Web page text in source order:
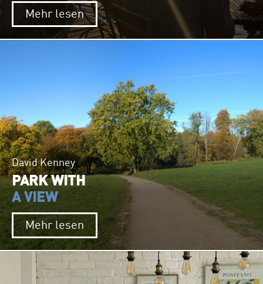
Mehr lesen
David Kenney
PARK WITH
A VIEW
Mehr lesen